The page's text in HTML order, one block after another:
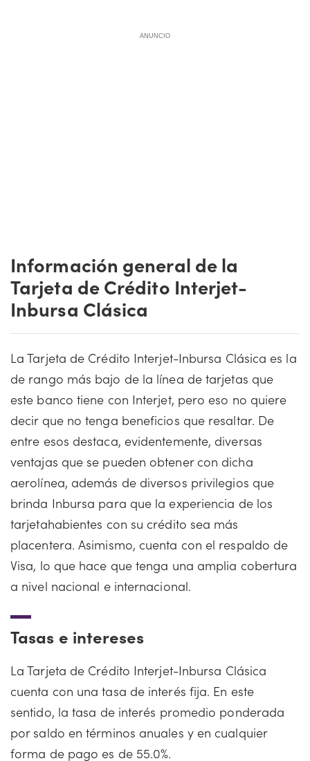
ANUNCIO
Información general de la
Tarjeta de Crédito Interjet-
Inbursa Clásica
La Tarjeta de Crédito Interjet-Inbursa Clásica es la
de rango más bajo de la línea de tarjetas que
este banco tiene con Interjet, pero eso no quiere
decir que no tenga beneficios que resaltar. De
entre esos destaca, evidentemente, diversas
ventajas que se pueden obtener con dicha
aerolínea, además de diversos privilegios que
brinda Inbursa para que la experiencia de los
tarjetahabientes con su crédito sea más
placentera. Asimismo, cuenta con el respaldo de
Visa, lo que hace que tenga una amplia cobertura
a nivel nacional e internacional.
Tasas e intereses
La Tarjeta de Crédito Interjet-Inbursa Clásica
cuenta con una tasa de interés fija. En este
sentido, la tasa de interés promedio ponderada
por saldo en términos anuales y en cualquier
forma de pago es de 55.0%.